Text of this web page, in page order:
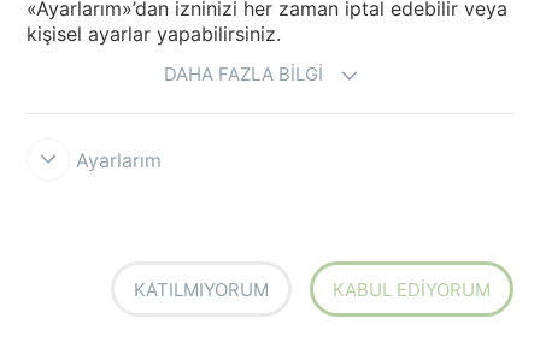
«Ayarlarım»’dan izninizi her zaman iptal edebilir veya
kişisel ayarlar yapabilirsiniz.
DAHA FAZLA BILGI
Ayarlarım
KATILMIYORUM KABUL EDIYORUM